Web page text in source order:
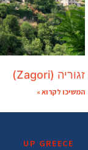
זגוריה (Zagori)
המשיכו לקרוא »
UP GREECE